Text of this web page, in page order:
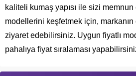
kaliteli kumaş yapısı ile sizi
modellerini keşfetmek için,
ziyaret edebilirsiniz. Uygun fiyatlı
pahalıya fiyat sıralaması